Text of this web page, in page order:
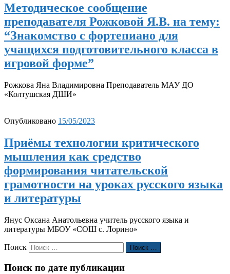
Методическое сообщение
преподавателя Рожковой Я.В. на тему:
“Знакомство с фортепиано для
учащихся подготовительного класса в
игровой форме”
Рожкова Яна Владимировна Преподаватель МАУ ДО
«Колтушская ДШИ»
Опубликовано 15/05/2023
Приёмы технологии критического
мышления как средство
формирования читательской
грамотности на уроках русского языка
и литературы
Янус Оксана Анатольевна учитель русского языка и
литературы МБОУ «СОШ с. Лорино»
Поиск Поиск …
Поиск по дате публикации